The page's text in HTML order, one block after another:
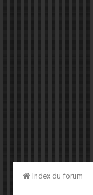
Index du forum